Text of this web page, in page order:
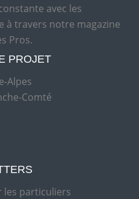
avec les
à travers notre magazine
Pros.
PROJET
Alpes
Comté
les particuliers